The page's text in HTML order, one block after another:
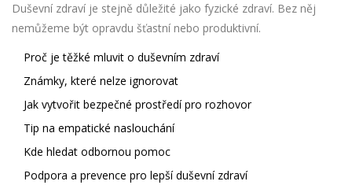
Duševní zdraví je stejně důležité jako fyzické zdraví. Bez něj
nemůžeme být opravdu šťastní nebo produktivní.
Proč je těžké mluvit o duševním zdraví
Známky, které nelze ignorovat
Jak vytvořit bezpečné prostředí pro rozhovor
Tip na empatické naslouchání
Kde hledat odbornou pomoc
Podpora a prevence pro lepší duševní zdraví